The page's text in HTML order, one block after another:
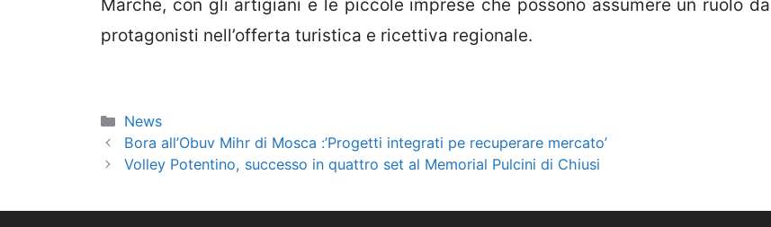
Marche, con gli artigiani e le piccole imprese che possono assumere un ruolo da
protagonisti nell’offerta turistica e ricettiva regionale.
Categorie
News
Bora all’Obuv Mihr di Mosca :’Progetti integrati pe recuperare mercato’
Volley Potentino, successo in quattro set al Memorial Pulcini di Chiusi